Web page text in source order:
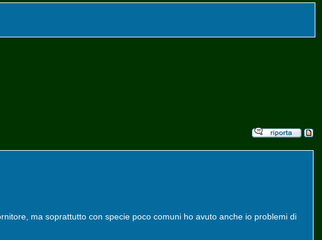
ma soprattutto con specie poco comuni ho avuto anche io problemi di